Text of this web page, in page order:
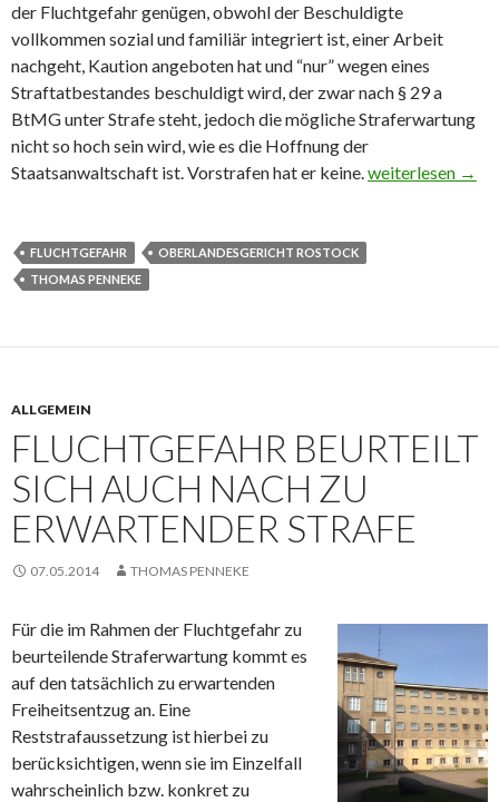
der Fluchtgefahr genügen, obwohl der Beschuldigte
vollkommen sozial und familiär integriert ist, einer Arbeit
nachgeht, Kaution angeboten hat und “nur” wegen eines
Straftatbestandes beschuldigt wird, der zwar nach § 29 a
BtMG unter Strafe steht, jedoch die mögliche Straferwartung
nicht so hoch sein wird, wie es die Hoffnung der
Staatsanwaltschaft ist. Vorstrafen hat er keine.Fluchtgefahr á
weiterlesen →
FLUCHTGEFAHR
OBERLANDESGERICHT ROSTOCK
THOMAS PENNEKE
ALLGEMEIN
FLUCHTGEFAHR BEURTEILT
SICH AUCH NACH ZU
ERWARTENDER STRAFE
07.05.2014 THOMAS PENNEKE
Für die im Rahmen der Fluchtgefahr zu
beurteilende Straferwartung kommt es
auf den tatsächlich zu erwartenden
Freiheitsentzug an. Eine
Reststrafaussetzung ist hierbei zu
berücksichtigen, wenn sie im Einzelfall
wahrscheinlich bzw. konkret zu